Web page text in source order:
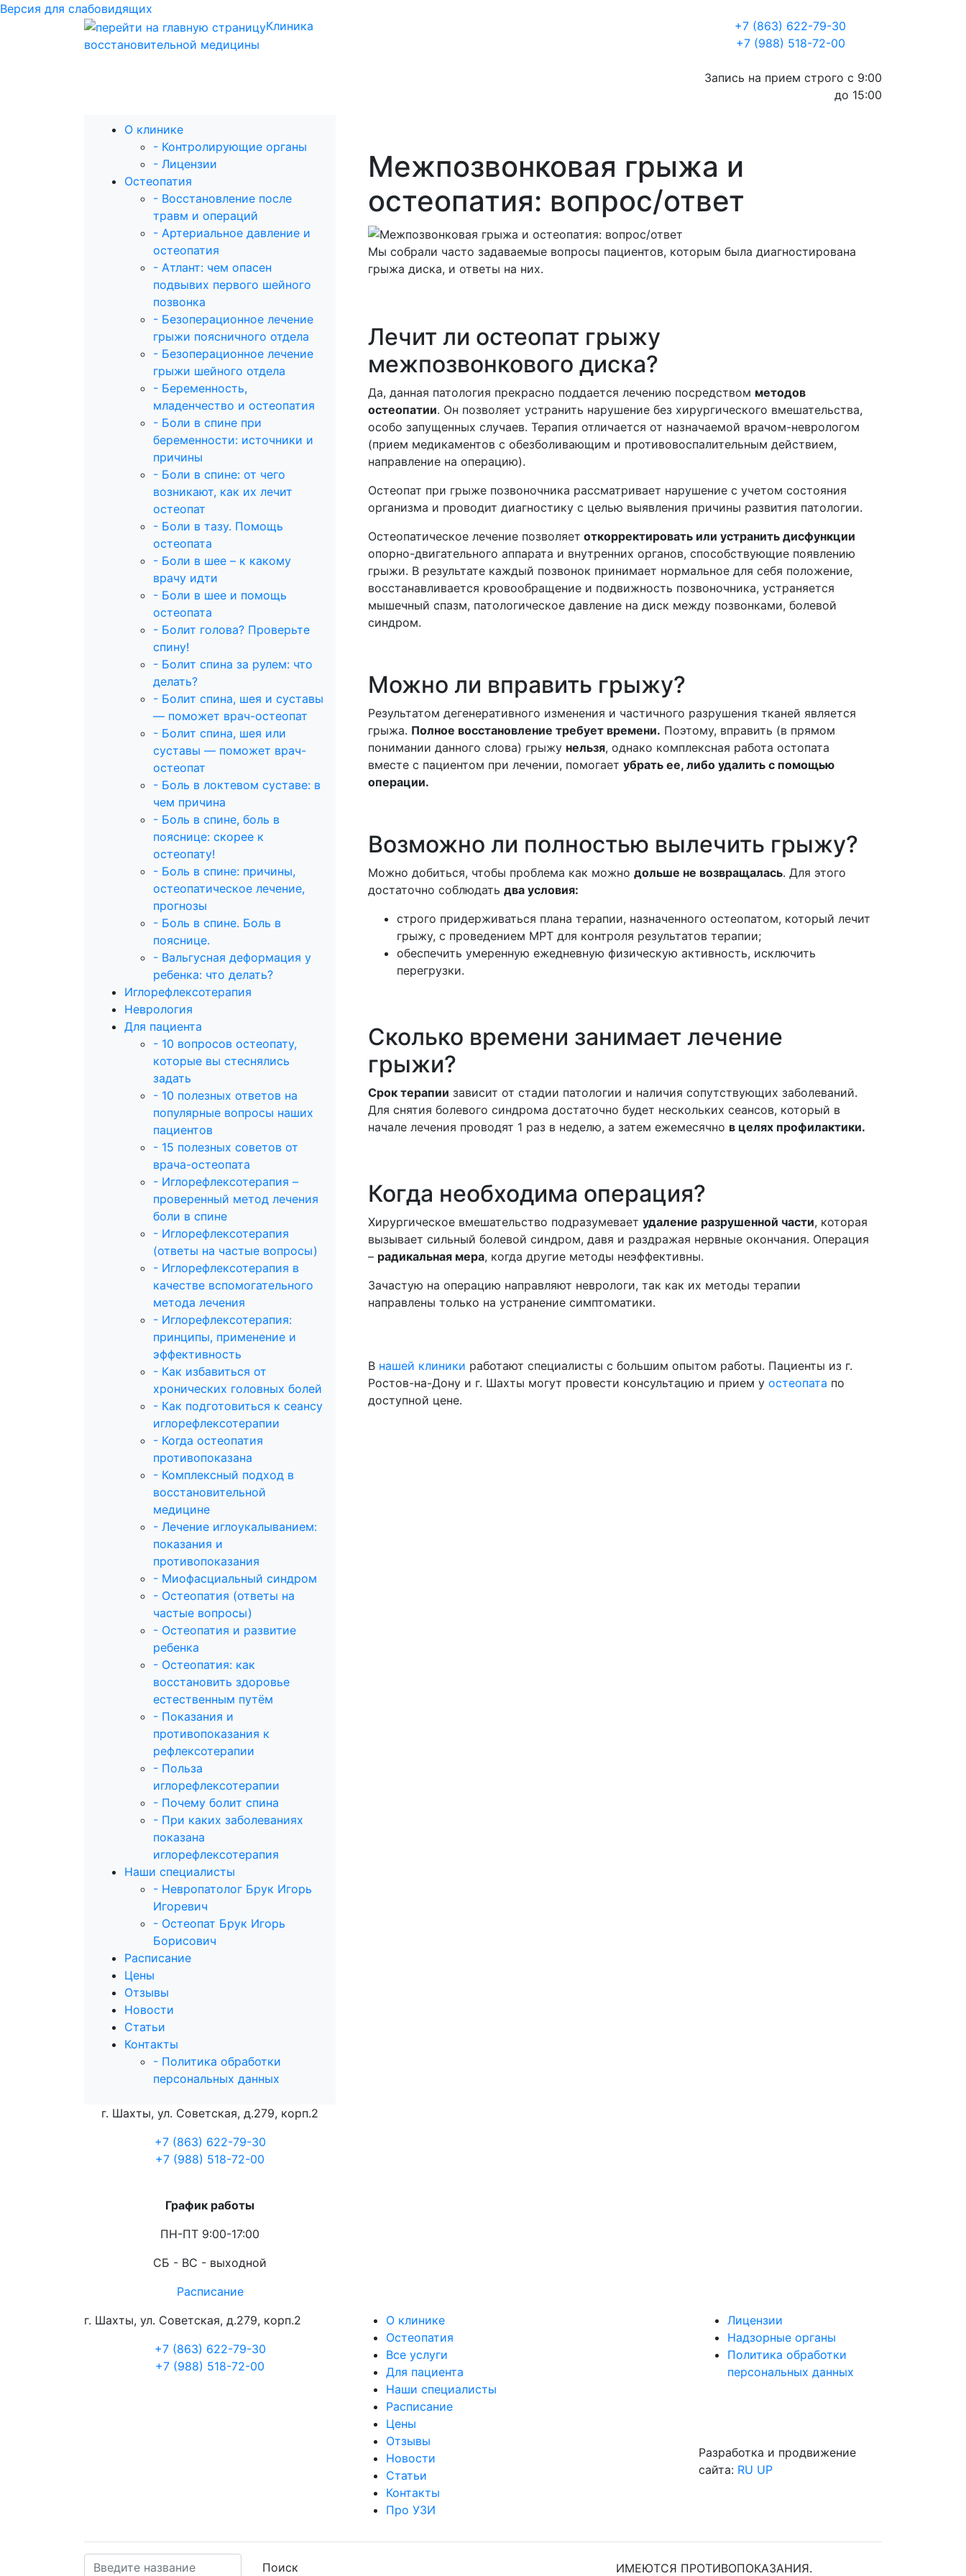
Версия для слабовидящих
Клиника
восстановительной медицины
+7 (863) 622-79-30
+7 (988) 518-72-00
Запись на прием строго с 9:00
до 15:00
О клинике
- Контролирующие органы
- Лицензии
Остеопатия
- Восстановление после
травм и операций
- Артериальное давление и
остеопатия
- Атлант: чем опасен
подвывих первого шейного
позвонка
- Безоперационное лечение
грыжи поясничного отдела
- Безоперационное лечение
грыжи шейного отдела
- Беременность,
младенчество и остеопатия
- Боли в спине при
беременности: источники и
причины
- Боли в спине: от чего
возникают, как их лечит
остеопат
- Боли в тазу. Помощь
остеопата
- Боли в шее – к какому
врачу идти
- Боли в шее и помощь
остеопата
- Болит голова? Проверьте
спину!
- Болит спина за рулем: что
делать?
- Болит спина, шея и суставы
— поможет врач-остеопат
- Болит спина, шея или
суставы — поможет врач-
остеопат
- Боль в локтевом суставе: в
чем причина
- Боль в спине, боль в
пояснице: скорее к
остеопату!
- Боль в спине: причины,
остеопатическое лечение,
прогнозы
- Боль в спине. Боль в
пояснице.
- Вальгусная деформация у
ребенка: что делать?
Иглорефлексотерапия
Неврология
Для пациента
- 10 вопросов остеопату,
которые вы стеснялись
задать
- 10 полезных ответов на
популярные вопросы наших
пациентов
- 15 полезных советов от
врача-остеопата
- Иглорефлексотерапия –
проверенный метод лечения
боли в спине
- Иглорефлексотерапия
(ответы на частые вопросы)
- Иглорефлексотерапия в
качестве вспомогательного
метода лечения
- Иглорефлексотерапия:
принципы, применение и
эффективность
- Как избавиться от
хронических головных болей
- Как подготовиться к сеансу
иглорефлексотерапии
- Когда остеопатия
противопоказана
- Комплексный подход в
восстановительной
медицине
- Лечение иглоукалыванием:
показания и
противопоказания
- Миофасциальный синдром
- Остеопатия (ответы на
частые вопросы)
- Остеопатия и развитие
ребенка
- Остеопатия: как
восстановить здоровье
естественным путём
- Показания и
противопоказания к
рефлексотерапии
- Польза
иглорефлексотерапии
- Почему болит спина
- При каких заболеваниях
показана
иглорефлексотерапия
Наши специалисты
- Невропатолог Брук Игорь
Игоревич
- Остеопат Брук Игорь
Борисович
Расписание
Цены
Отзывы
Новости
Статьи
Контакты
- Политика обработки
персональных данных
г. Шахты, ул. Советская, д.279, корп.2
+7 (863) 622-79-30
+7 (988) 518-72-00
График работы
ПН-ПТ 9:00-17:00
СБ - ВС - выходной
Расписание
Межпозвонковая грыжа и
остеопатия: вопрос/ответ
Мы собрали часто задаваемые вопросы пациентов, которым была диагностирована
грыжа диска, и ответы на них.
Лечит ли остеопат грыжу
межпозвонкового диска?
Да, данная патология прекрасно поддается лечению посредством методов
остеопатии. Он позволяет устранить нарушение без хирургического вмешательства,
особо запущенных случаев. Терапия отличается от назначаемой врачом-неврологом
(прием медикаментов с обезболивающим и противовоспалительным действием,
направление на операцию).
Остеопат при грыже позвоночника рассматривает нарушение с учетом состояния
организма и проводит диагностику с целью выявления причины развития патологии.
Остеопатическое лечение позволяет откорректировать или устранить дисфункции
опорно-двигательного аппарата и внутренних органов, способствующие появлению
грыжи. В результате каждый позвонок принимает нормальное для себя положение,
восстанавливается кровообращение и подвижность позвоночника, устраняется
мышечный спазм, патологическое давление на диск между позвонками, болевой
синдром.
Можно ли вправить грыжу?
Результатом дегенеративного изменения и частичного разрушения тканей является
грыжа. Полное восстановление требует времени. Поэтому, вправить (в прямом
понимании данного слова) грыжу нельзя, однако комплексная работа остопата
вместе с пациентом при лечении, помогает убрать ее, либо удалить с помощью
операции.
Возможно ли полностью вылечить грыжу?
Можно добиться, чтобы проблема как можно дольше не возвращалась. Для этого
достаточно соблюдать два условия:
строго придерживаться плана терапии, назначенного остеопатом, который лечит
грыжу, с проведением МРТ для контроля результатов терапии;
обеспечить умеренную ежедневную физическую активность, исключить
перегрузки.
Сколько времени занимает лечение
грыжи?
Срок терапии зависит от стадии патологии и наличия сопутствующих заболеваний.
Для снятия болевого синдрома достаточно будет нескольких сеансов, который в
начале лечения проводят 1 раз в неделю, а затем ежемесячно в целях профилактики.
Когда необходима операция?
Хирургическое вмешательство подразумевает удаление разрушенной части, которая
вызывает сильный болевой синдром, давя и раздражая нервные окончания. Операция
– радикальная мера, когда другие методы неэффективны.
Зачастую на операцию направляют неврологи, так как их методы терапии
направлены только на устранение симптоматики.
В нашей клиники работают специалисты с большим опытом работы. Пациенты из г.
Ростов-на-Дону и г. Шахты могут провести консультацию и прием у остеопата по
доступной цене.
г. Шахты, ул. Советская, д.279, корп.2
+7 (863) 622-79-30
+7 (988) 518-72-00
О клинике
Остеопатия
Все услуги
Для пациента
Наши специалисты
Расписание
Цены
Отзывы
Новости
Статьи
Контакты
Про УЗИ
Лицензии
Надзорные органы
Политика обработки
персональных данных
Разработка и продвижение
сайта: RU UP
Поиск ИМЕЮТСЯ ПРОТИВОПОКАЗАНИЯ.